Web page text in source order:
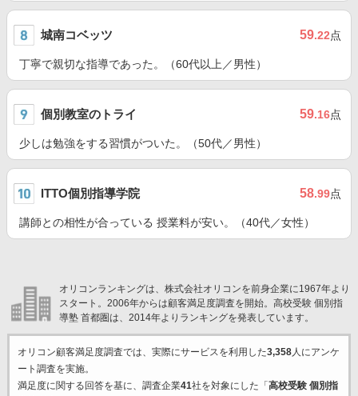
城南コベッツ 59.22点
丁寧で親切な指導であった。（60代以上／男性）
個別教室のトライ 59.16点
少しは勉強をする習慣がついた。（50代／男性）
ITTO個別指導学院 58.99点
講師との相性が合っている 授業料が安い。（40代／女性）
オリコンランキングは、株式会社オリコンを前身企業に1967年より
スタート。2006年からは顧客満足度調査を開始。高校受験 個別指
導塾 首都圏は、2014年よりランキングを発表しています。
オリコン顧客満足度調査では、実際にサービスを利用した3,358人にアンケ
ート調査を実施。
満足度に関する回答を基に、調査企業41社を対象にした「 高校受験 個別指